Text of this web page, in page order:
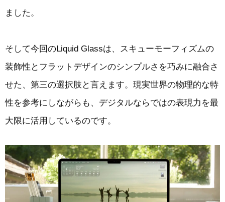
ました。
そして今回のLiquid Glassは、スキューモーフィズムの
装飾性とフラットデザインのシンプルさを巧みに融合さ
せた、第三の選択肢と言えます。現実世界の物理的な特
性を参考にしながらも、デジタルならではの表現力を最
大限に活用しているのです。